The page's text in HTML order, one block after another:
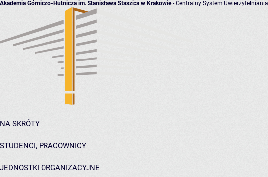
Akademia Górniczo-Hutnicza im. Stanisława Staszica w Krakowie- Centralny System Uwierzytelniania
NA SKRÓTY
STUDENCI, PRACOWNICY
JEDNOSTKI ORGANIZACYJNE